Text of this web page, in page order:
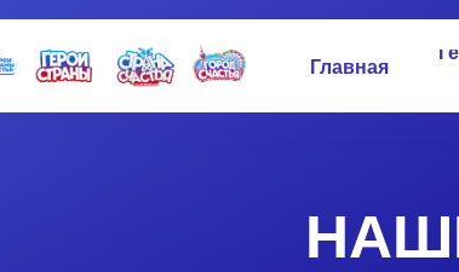
Главная